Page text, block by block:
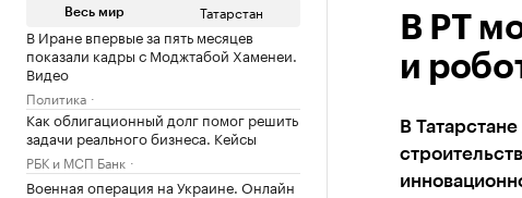
Весь мир Татарстан
В Иране впервые за пять месяцев
показали кадры с Моджтабой Хаменеи.
Видео
Политика
Как облигационный долг помог решить
задачи реального бизнеса. Кейсы
РБК и МСП Банк
Военная операция на Украине. Онлайн
В РТ
и
В